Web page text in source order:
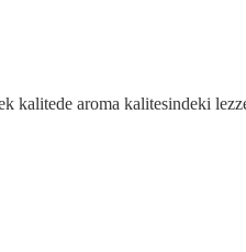
kalitede aroma kalitesindeki